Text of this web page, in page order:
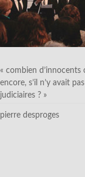
« combien d’innocents
encore, s’il n’y avait
judiciaires ? »
pierre desproges